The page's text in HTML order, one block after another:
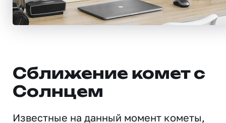
Сближение комет с
Солнцем
Известные на данный момент кометы,